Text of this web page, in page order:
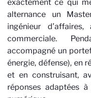
exactement ce qui
alternance un
ingénieur
commerciale.
accompagné un
énergie, défense), en
et en construisant,
réponses adaptées